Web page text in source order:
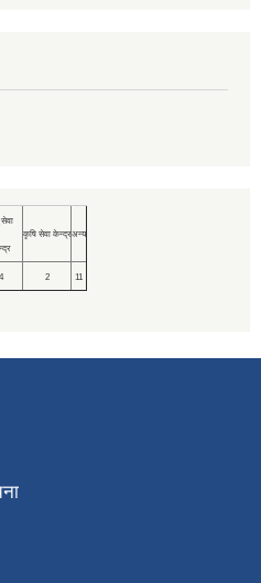
कृषि सेवा केन्द्रअन्य
4 2 11